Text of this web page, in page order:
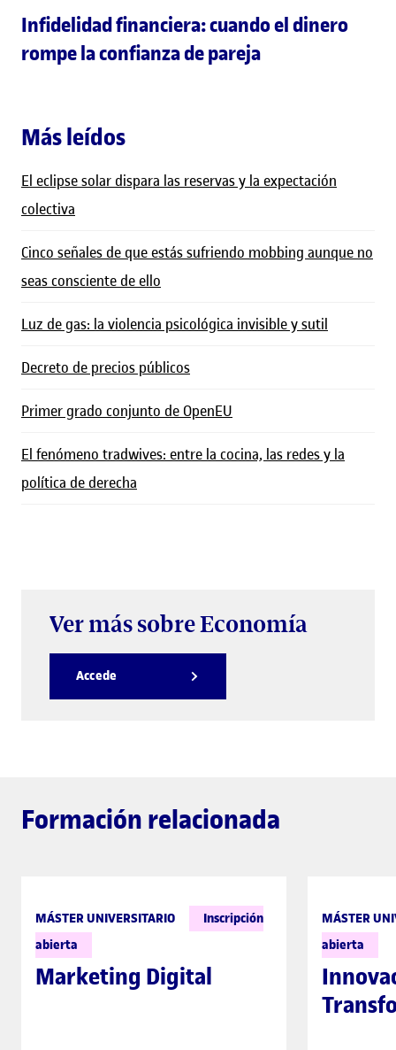
Infidelidad financiera: cuando el dinero
rompe la confianza de pareja
Más leídos
El eclipse solar dispara las reservas y la expectación
colectiva
Cinco señales de que estás sufriendo mobbing aunque no
seas consciente de ello
Luz de gas: la violencia psicológica invisible y sutil
Decreto de precios públicos
Primer grado conjunto de OpenEU
El fenómeno tradwives: entre la cocina, las redes y la
política de derecha
Ver más sobre Economía
Accede
Formación relacionada
MÁSTER UNIVERSITARIO
Inscripción
abierta
Marketing Digital
MÁSTER
abierta